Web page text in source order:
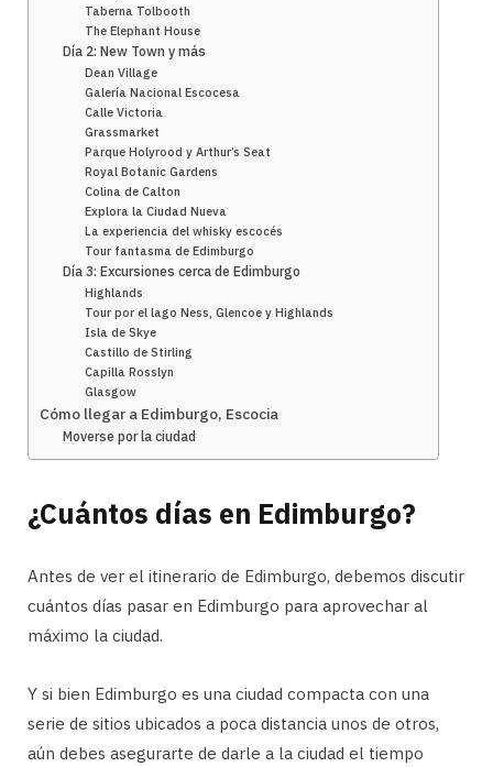
Taberna Tolbooth
The Elephant House
Día 2: New Town y más
Dean Village
Galería Nacional Escocesa
Calle Victoria
Grassmarket
Parque Holyrood y Arthur’s Seat
Royal Botanic Gardens
Colina de Calton
Explora la Ciudad Nueva
La experiencia del whisky escocés
Tour fantasma de Edimburgo
Día 3: Excursiones cerca de Edimburgo
Highlands
Tour por el lago Ness, Glencoe y Highlands
Isla de Skye
Castillo de Stirling
Capilla Rosslyn
Glasgow
Cómo llegar a Edimburgo, Escocia
Moverse por la ciudad
¿Cuántos días en Edimburgo?
Antes de ver el itinerario de Edimburgo, debemos discutir
cuántos días pasar en Edimburgo para aprovechar al
máximo la ciudad.
Y si bien Edimburgo es una ciudad compacta con una
serie de sitios ubicados a poca distancia unos de otros,
aún debes asegurarte de darle a la ciudad el tiempo